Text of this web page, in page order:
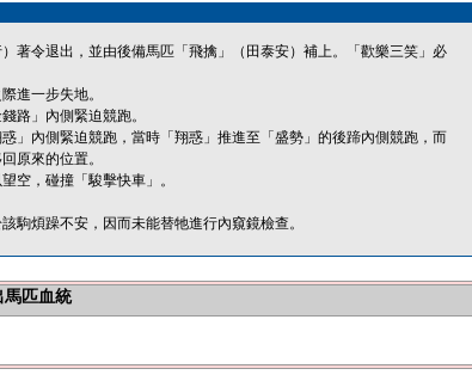
著令退出，並由後備馬匹「飛擒」（田泰安）補上。「歡樂三笑」必
進一步失地。
路」內側緊迫競跑。
」內側緊迫競跑，當時「翔惑」推進至「盛勢」的後蹄內側競跑，而
原來的位置。
空，碰撞「駿擊快車」。
駒煩躁不安，因而未能替牠進行內窺鏡檢查。
馬匹血統